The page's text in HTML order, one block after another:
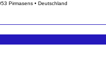
Pirmasens • Deutschland